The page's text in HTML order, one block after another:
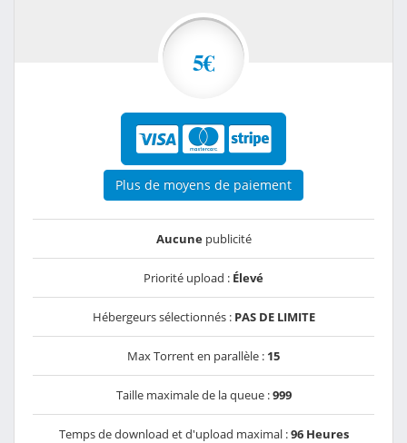
5€
Plus de moyens de paiement
Aucunepublicité
Priorité upload : Élevé
Hébergeurs sélectionnés : PAS DE LIMITE
Max Torrent en parallèle : 15
Taille maximale de la queue :999
Temps de download et d'upload maximal :96 Heures